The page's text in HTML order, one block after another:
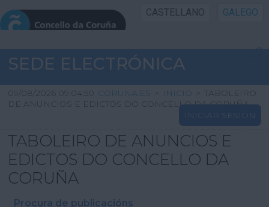
CASTELLANO GALEGO
INICIO SEDE
INICIO
INFORMACIÓN PÚBLICA
CARTAFOL CIDADÁN
SEDE ELECTRÓNICA
09/08/2026 09:04:50 CORUNA.ES > INICIO > TABOLEIRO
DE ANUNCIOS E EDICTOS DO CONCELLO DA CORUÑA
INICIAR SESIÓN
TABOLEIRO DE ANUNCIOS E
EDICTOS DO CONCELLO DA
CORUÑA
Procura de publicacións